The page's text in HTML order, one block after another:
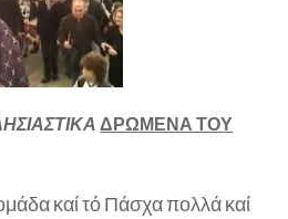
ΔΡΩΜΕΝΑ ΤΟΥ
καί τό Πάσχα πολλά καί